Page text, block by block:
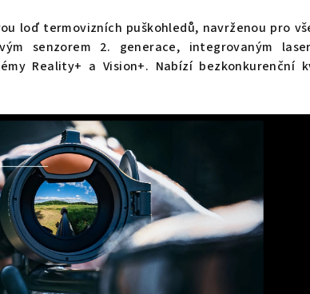
loď termovizních puškohledů, navrženou pro
senzorem 2. generace, integrovaným
Reality+ a Vision+. Nabízí bezkonkurenční